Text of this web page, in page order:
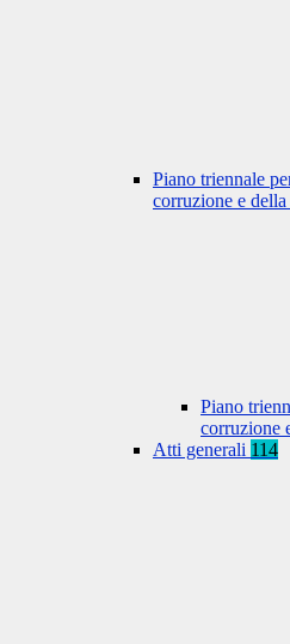
Piano triennale
corruzione e della
Piano
corruzione
Atti generali 114